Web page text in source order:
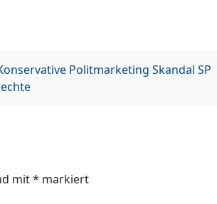
Politmarketing Skandal SP
mit* markiert